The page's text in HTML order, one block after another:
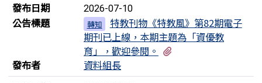
發布日期
2026-07-10
公告標題 轉知
特教刊物《特教風》第82期電子
期刊已上線，本期主題為「資優教
育」，歡迎參閱。
發布者
資料組長